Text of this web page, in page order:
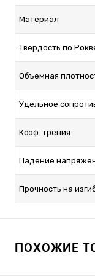
Материал
Твердость по
Объемная
Удельное
Коэф. трения
Падение
Прочность на
ПОХОЖИЕ